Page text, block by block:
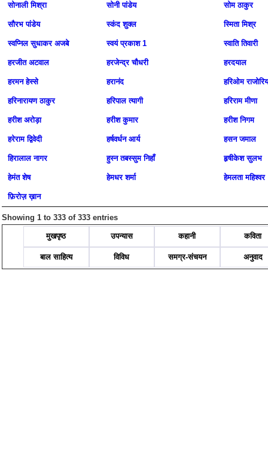
सोनाली मिश्रा सोनी पांडेय सोम ठाकुर
सौरभ पांडेय स्कंद शुक्ल स्मिता मिश्र
स्वप्निल सुधाकर अजबे स्वयं प्रकाश 1 स्वाति तिवारी
हरजीत अटवाल हरजेन्द्र चौधरी हरदयाल
हरमन हेस्से हरानंद हरिओम
हरिनारायण ठाकुर हरिपाल त्यागी हरिराम मीणा
हरीश अरोड़ा हरीश कुमार हरीश निगम
हरेराम द्विवेदी हर्षवर्धन आर्य हसन जमाल
हिरालाल नागर हुस्न तबस्सुम निहाँ हृषीकेश सुलभ
हेमंत शेष हेमधर शर्मा हेमलता महिश्वर
फ़िरोज़ ख़ान
Showing 1 to 333 of 333 entries
मुखपृष्ठ उपन्यास कहानी कविता
बाल साहित्य विविध समग्र-संचयन अनुवाद